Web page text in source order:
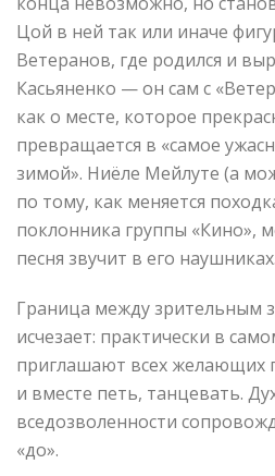
Цой в ней так или иначе
Ветеранов, где родился и
Касьяненко — он сам с
как о месте, которое
превращается в «самое
зимой». Ниёле Мейлуте (а
по тому, как меняется
поклонника группы «Кино»,
песня звучит в его наушниках.
Граница между зрительным
исчезает: практически в
приглашают всех желающих
и вместе петь, танцевать.
вседозволенности
«до».